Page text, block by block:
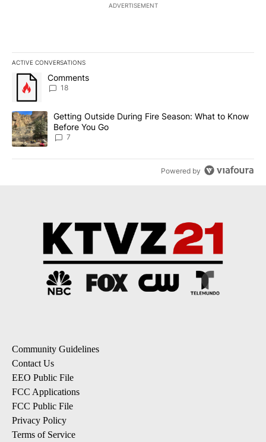
ADVERTISEMENT
ACTIVE CONVERSATIONS
The following is a list of the most commented articles in the last
A trending article titled "Comments" with 18 comments.
Comments
18
A trending article titled "Getting Outside During Fire Season:
Getting Outside During Fire Season: What to Know
Before You Go
7
Powered by
Community Guidelines
Contact Us
EEO Public File
FCC Applications
FCC Public File
Privacy Policy
Terms of Service